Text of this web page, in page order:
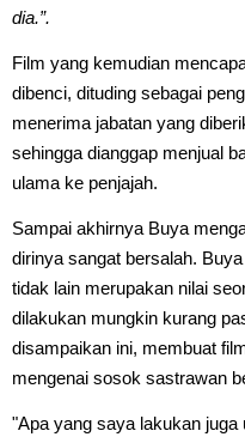
dia.”.
Film yang kemudian
dibenci, dituding sebagai
menerima jabatan yang
sehingga dianggap menjual
ulama ke penjajah.
Sampai akhirnya Buya
dirinya sangat bersalah.
tidak lain merupakan nilai
dilakukan mungkin kurang
disampaikan ini, membuat
mengenai sosok sastrawan
"Apa yang saya lakukan